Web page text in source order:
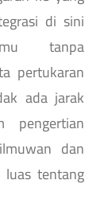
di sini
tanpa
pertukaran
ada jarak
pengertian
dan
tentang